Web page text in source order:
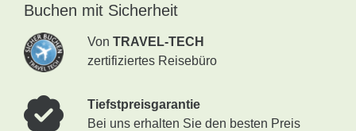
Buchen mit Sicherheit
Von TRAVEL-TECH
zertifiziertes Reisebüro
Tiefstpreisgarantie
Bei uns erhalten Sie den besten Preis